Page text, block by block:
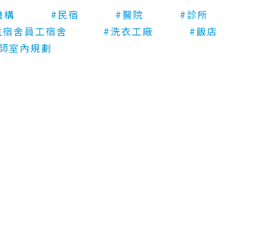
構 #民宿 #醫院
#診所
舍員工宿舍 #洗衣工廠
#飯店
室內規劃